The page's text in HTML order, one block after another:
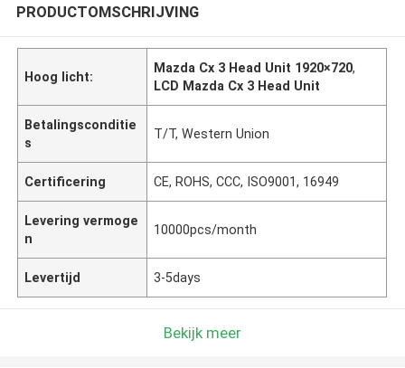
PRODUCTOMSCHRIJVING
Hoog licht:
Mazda Cx 3 Head Unit 1920×720,
LCD Mazda Cx 3 Head Unit
Betalingsconditie
s
T/T, Western Union
Certificering CE, ROHS, CCC, ISO9001, 16949
Levering vermoge
n
10000pcs/month
Levertijd 3-5days
Bekijk meer